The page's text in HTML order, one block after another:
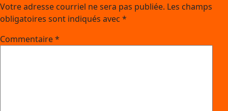
Votre adresse courriel ne sera pas publiée. Les champs
obligatoires sont indiqués avec *
Commentaire*